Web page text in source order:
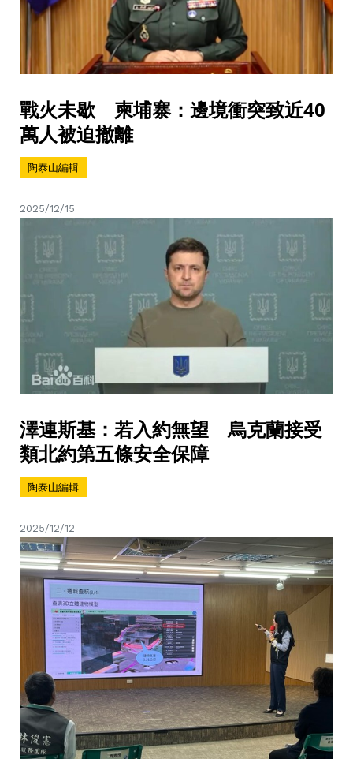
戰火未歇 柬埔寨：邊境衝突致近40
萬人被迫撤離
陶泰山編輯
2025/12/15
澤連斯基：若入約無望 烏克蘭接受
類北約第五條安全保障
陶泰山編輯
2025/12/12